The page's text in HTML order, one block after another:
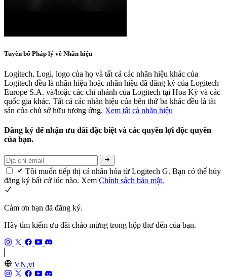
Tuyên bố Pháp lý về Nhãn hiệu
Logitech, Logi, logo của họ và tất cả các nhãn hiệu khác của
Logitech đều là nhãn hiệu hoặc nhãn hiệu đã đăng ký của Logitech
Europe S.A. và/hoặc các chi nhánh của Logitech tại Hoa Kỳ và các
quốc gia khác. Tất cả các nhãn hiệu của bên thứ ba khác đều là tài
sản của chủ sở hữu tương ứng. Xem tất cả nhãn hiệu
Đăng ký để nhận ưu đãi đặc biệt và các quyền lợi độc quyền
của bạn.
Tôi muốn tiếp thị cá nhân hóa từ Logitech G. Bạn có thể hủy
đăng ký bất cứ lúc nào. Xem Chính sách bảo mật.
Cảm ơn bạn đã đăng ký.
Hãy tìm kiếm ưu đãi chào mừng trong hộp thư đến của bạn.
VN,vi